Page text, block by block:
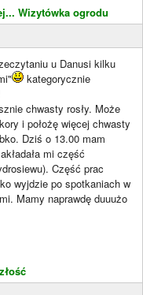
Wizytówka ogrodu
u Danusi kilku
kategorycznie
chwasty rosły. Może
i położę więcej chwasty
Dziś o 13.00 mam
mi część
Część prac
wyjdzie po spotkaniach w
Mamy naprawdę duuużo